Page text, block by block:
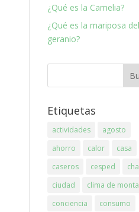
¿Qué es la Camelia?
¿Qué es la mariposa del
geranio?
Etiquetas
actividades
agosto
ahorro
calor
casa
caseros
cesped
ciudad
clima de
conciencia
consumo